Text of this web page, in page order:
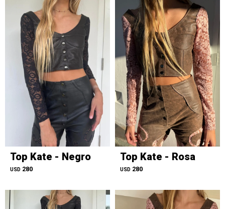
Top Kate - Negro
USD 280
Top Kate - Rosa
USD 280